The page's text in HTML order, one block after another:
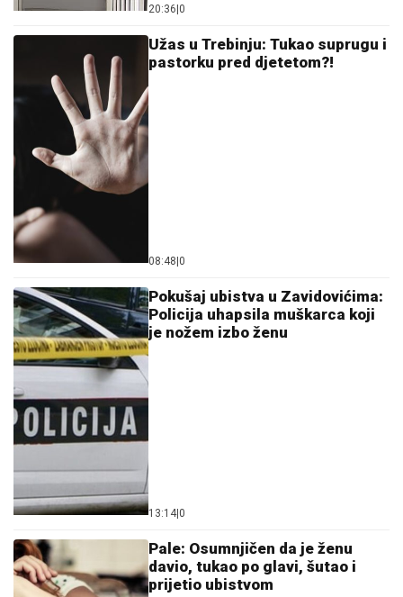
20:36 0
Užas u Trebinju: Tukao suprugu i
pastorku pred djetetom?!
08:48 0
Pokušaj ubistva u Zavidovićima:
Policija uhapsila muškarca koji
je nožem izbo ženu
13:14 0
Pale: Osumnjičen da je ženu
davio, tukao po glavi, šutao i
prijetio ubistvom